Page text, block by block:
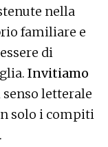
nella
familiare e
di
Invitiamo
senso letterale
solo i compiti